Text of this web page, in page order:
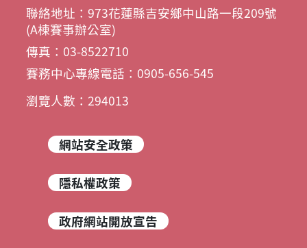
聯絡地址：973花蓮縣吉安鄉中山路一段209號
(A棟賽事辦公室)
傳真：03-8522710
賽務中心專線電話：0905-656-545
瀏覽人數：294013
網站安全政策
隱私權政策
政府網站開放宣告